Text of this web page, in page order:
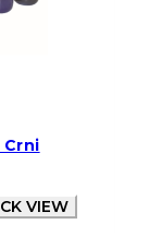
Crni
VIEW